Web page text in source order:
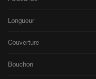
Longueur
Couverture
Bouchon